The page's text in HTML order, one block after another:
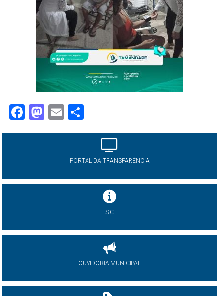
Facebook
Mastodon
Email
PORTAL DA TRANSPARÊNCIA
SIC
OUVIDORIA MUNICIPAL